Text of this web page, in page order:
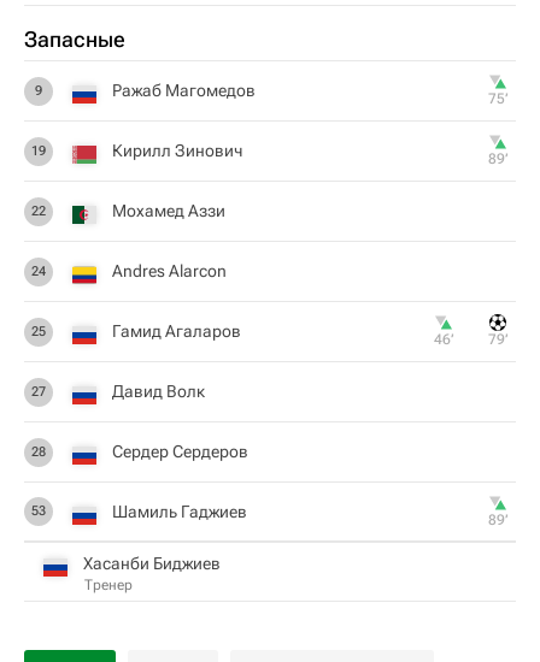
Запасные
9 Ражаб Магомедов 75‎’‎
19 Кирилл Зинович 89‎’‎
22 Мохамед Аззи
24 Andres Alarcon
25 Гамид Агаларов 46‎’‎ 79‎’‎
27 Давид Волк
28 Сердер Сердеров
53 Шамиль Гаджиев 89‎’‎
Хасанби Биджиев
Тренер